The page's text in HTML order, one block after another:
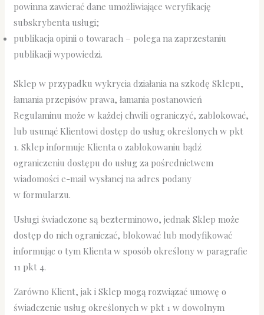
powinna zawierać dane umożliwiające weryfikację
subskrybenta usługi;
publikacja opinii o towarach – polega na zaprzestaniu
publikacji wypowiedzi.
Sklep w przypadku wykrycia działania na szkodę Sklepu,
łamania przepisów prawa, łamania postanowień
Regulaminu może w każdej chwili ograniczyć, zablokować,
lub usunąć Klientowi dostęp do usług określonych w pkt
1. Sklep informuje Klienta o zablokowaniu bądź
ograniczeniu dostępu do usług za pośrednictwem
wiadomości e-mail wysłanej na adres podany
w formularzu.
Usługi świadczone są bezterminowo, jednak Sklep może
dostęp do nich ograniczać, blokować lub modyfikować
informując o tym Klienta w sposób określony w paragrafie
11 pkt 4.
Zarówno Klient, jak i Sklep mogą rozwiązać umowę o
świadczenie usług określonych w pkt 1 w dowolnym